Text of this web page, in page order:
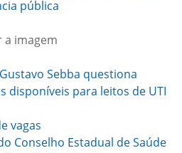
pública
a imagem
Sebba questiona
disponíveis para leitos de UTI
vagas
Conselho Estadual de Saúde